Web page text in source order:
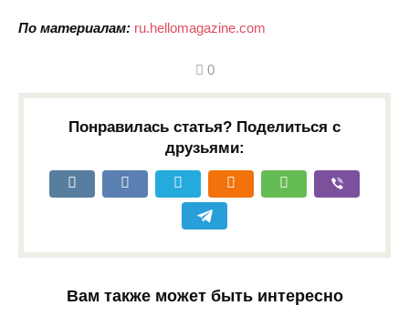
По материалам: ru.hellomagazine.com
0
Понравилась статья? Поделиться с
друзьями:
Вам также может быть интересно